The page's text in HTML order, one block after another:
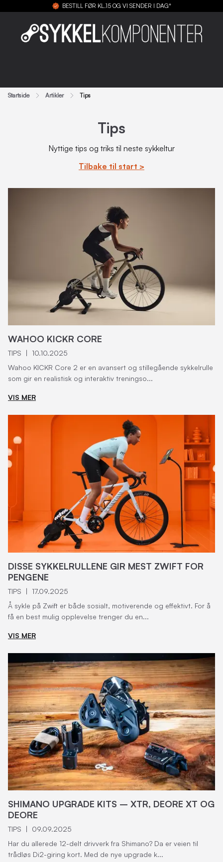
BESTILL FØR KL.15 OG VI SENDER I DAG*
Startside Artikler Tips
Tips
Nyttige tips og triks til neste sykkeltur
Tilbake til start >
WAHOO KICKR CORE
TIPS |
10.10.2025
Wahoo KICKR Core 2 er en avansert og stillegående sykkelrulle
som gir en realistisk og interaktiv treningso...
VIS MER
DISSE SYKKELRULLENE GIR MEST ZWIFT FOR
PENGENE
TIPS |
17.09.2025
Å sykle på Zwift er både sosialt, motiverende og effektivt. For å
få en best mulig opplevelse trenger du en...
VIS MER
SHIMANO UPGRADE KITS – XTR, DEORE XT OG
DEORE
TIPS |
09.09.2025
Har du allerede 12-delt drivverk fra Shimano? Da er veien til
trådløs Di2-giring kort. Med de nye upgrade k...